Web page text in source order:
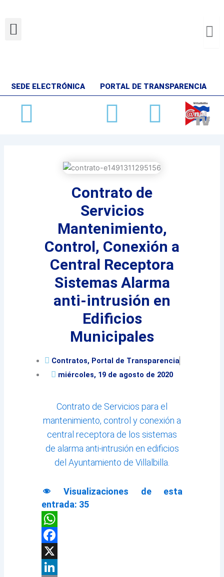
Menu
SEDE ELECTRÓNICA PORTAL DE TRANSPARENCIA
FacebookYoutube
Contrato de
Servicios
Mantenimiento,
Control, Conexión a
Central Receptora
Sistemas Alarma
anti-intrusión en
Edificios
Municipales
Contratos, Portal de Transparencia
miércoles, 19 de agosto de 2020
Contrato de Servicios para el
mantenimiento, control y conexión a
central receptora de los sistemas
de alarma anti-intrusión en edificios
del Ayuntamiento de Villalbilla.
Visualizaciones de esta
entrada: 35
WhatsApp
Facebook
X